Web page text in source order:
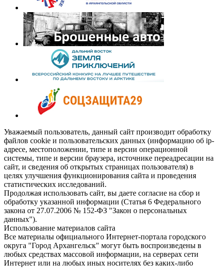
Уважаемый пользователь, данный сайт производит обработку
файлов cookie и пользовательских данных (информацию об ip-
адресе, местоположении, типе и версии операционной
системы, типе и версии браузера, источнике переадресации на
сайт, и сведения об открытых страницах пользователя) в
целях улучшения функционирования сайта и проведения
статистических исследований.
Продолжая использовать сайт, вы даете согласие на сбор и
обработку указанной информации (Статья 6 Федерального
закона от 27.07.2006 № 152-ФЗ "Закон о персональных
данных").
Использование материалов сайта
Все материалы официального Интернет-портала городского
округа "Город Архангельск" могут быть воспроизведены в
любых средствах массовой информации, на серверах сети
Интернет или на любых иных носителях без каких-либо